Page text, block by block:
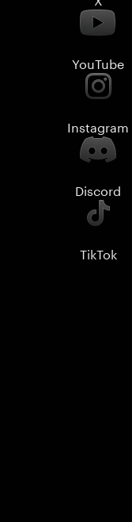
YouTube
Instagram
Discord
TikTok